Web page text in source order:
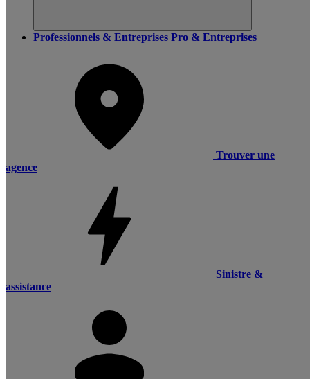
Professionnels & Entreprises Pro & Entreprises
Trouver une
agence
Sinistre &
assistance